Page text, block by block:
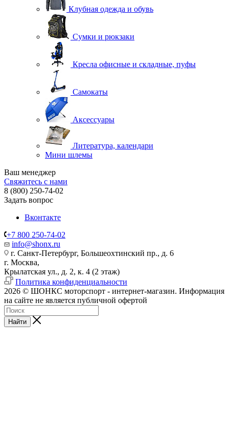
Клубная одежда и обувь
Сумки и рюкзаки
Кресла офисные и складные, пуфы
Самокаты
Аксессуары
Литература, календари
Мини шлемы
Ваш менеджер
Свяжитесь с нами
8 (800) 250-74-02
Задать вопрос
Вконтакте
+7 800 250-74-02
info@shonx.ru
г. Санкт-Петербург, Большеохтинский пр., д. 6
г. Москва,
Крылатская ул., д. 2, к. 4 (2 этаж)
Политика конфиденциальности
2026 © ШОНКС моторспорт - интернет-магазин. Информация
на сайте не является публичной офертой
Найти